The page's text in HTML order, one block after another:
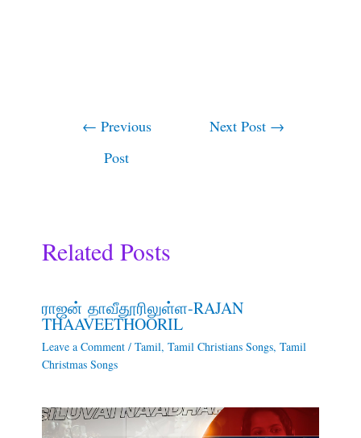
← Previous
Post
Next Post →
Related Posts
ராஜன் தாவீதூரிலுள்ள-RAJAN
THAAVEETHOORIL
Leave a Comment / Tamil, Tamil Christians Songs, Tamil
Christmas Songs